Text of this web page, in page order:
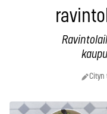
Cityn